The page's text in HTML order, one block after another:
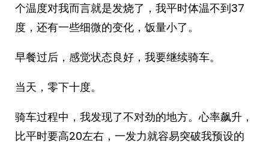
个温度对我而言就是发烧了，我平时体温不到37
度，还有一些细微的变化，饭量小了。
早餐过后，感觉状态良好，我要继续骑车。
当天，零下十度。
骑车过程中，我发现了不对劲的地方。心率飙升，
比平时要高20左右，一发力就容易突破我预设的